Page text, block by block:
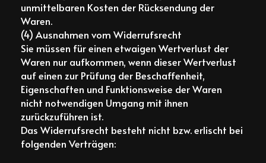
unmittelbaren Kosten der Rücksendung der
Waren.
(4) Ausnahmen vom Widerrufsrecht
Sie müssen für einen etwaigen Wertverlust der
Waren nur aufkommen, wenn dieser Wertverlust
auf einen zur Prüfung der Beschaffenheit,
Eigenschaften und Funktionsweise der Waren
nicht notwendigen Umgang mit ihnen
zurückzuführen ist.
Das Widerrufsrecht besteht nicht bzw. erlischt bei
folgenden Verträgen: